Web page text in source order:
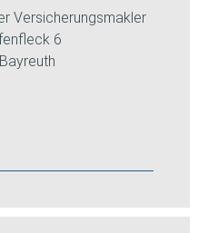
Versicherungsmakler
6